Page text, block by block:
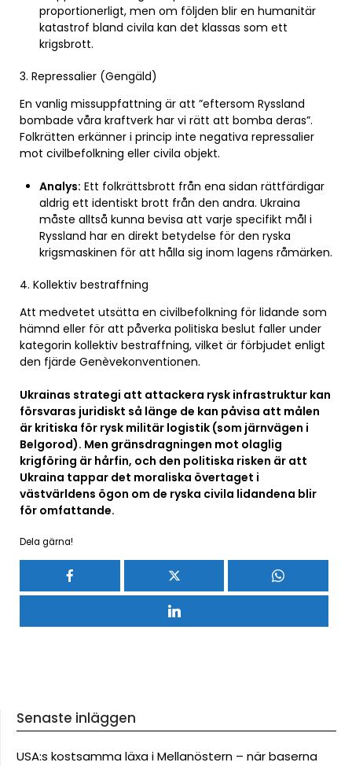
proportionerligt, men om följden blir en humanitär
katastrof bland civila kan det klassas som ett
krigsbrott.
3. Repressalier (Gengäld)
En vanlig missuppfattning är att ”eftersom Ryssland
bombade våra kraftverk har vi rätt att bomba deras”.
Folkrätten erkänner i princip inte negativa repressalier
mot civilbefolkning eller civila objekt.
Analys: Ett folkrättsbrott från ena sidan rättfärdigar
aldrig ett identiskt brott från den andra. Ukraina
måste alltså kunna bevisa att varje specifikt mål i
Ryssland har en direkt betydelse för den ryska
krigsmaskinen för att hålla sig inom lagens råmärken.
4. Kollektiv bestraffning
Att medvetet utsätta en civilbefolkning för lidande som
hämnd eller för att påverka politiska beslut faller under
kategorin kollektiv bestraffning, vilket är förbjudet enligt
den fjärde Genèvekonventionen.
Ukrainas strategi att attackera rysk infrastruktur kan
försvaras juridiskt så länge de kan påvisa att målen
är kritiska för rysk militär logistik (som järnvägen i
Belgorod). Men gränsdragningen mot olaglig
krigföring är hårfin, och den politiska risken är att
Ukraina tappar det moraliska övertaget i
västvärldens ögon om de ryska civila lidandena blir
för omfattande.
Dela gärna!
Senaste inläggen
USA:s kostsamma läxa i Mellanöstern – när baserna